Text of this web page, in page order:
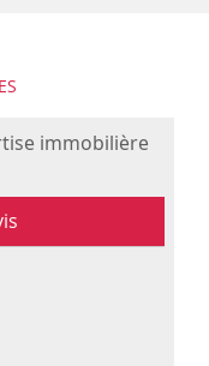
immobilière